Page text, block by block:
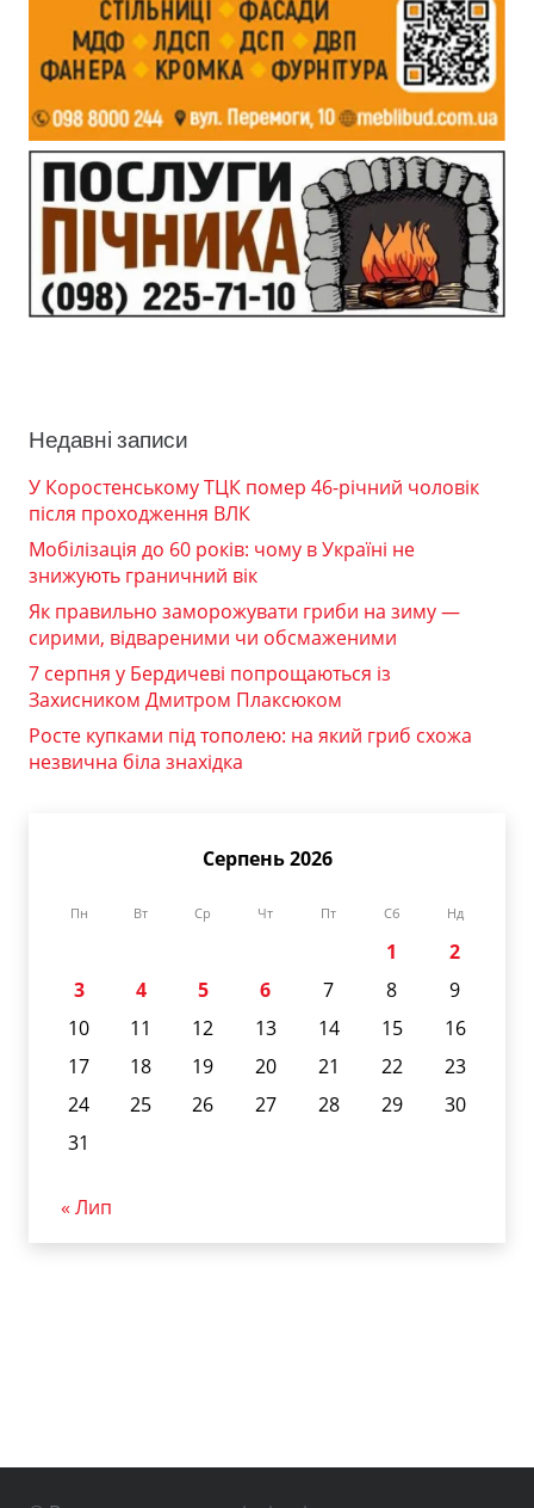
Недавні записи
У Коростенському ТЦК помер 46-річний чоловік
після проходження ВЛК
Мобілізація до 60 років: чому в Україні не
знижують граничний вік
Як правильно заморожувати гриби на зиму —
сирими, відвареними чи обсмаженими
7 серпня у Бердичеві попрощаються із
Захисником Дмитром Плаксюком
Росте купками під тополею: на який гриб схожа
незвична біла знахідка
Серпень 2026
Пн Вт Ср Чт Пт Сб Нд
1
2
3
4 5 6 7 8
9
10
11 12 13 14 15
16
17
18 19 20 21 22
23
24
25 26 27 28 29
30
31
« Лип